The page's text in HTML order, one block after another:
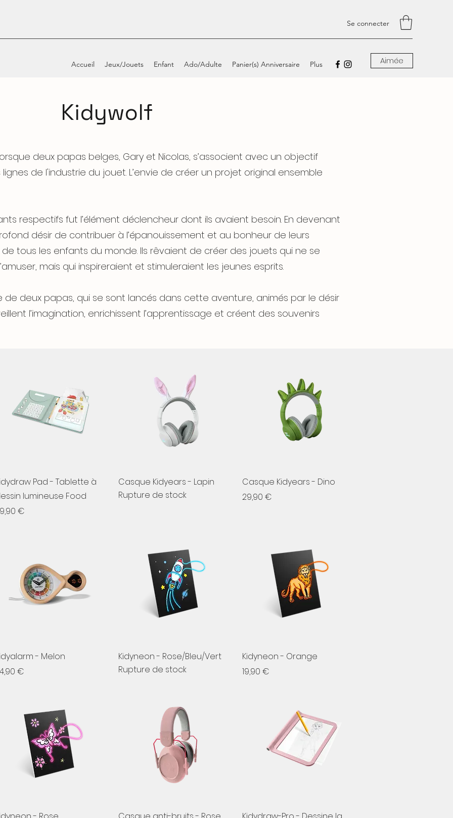
Se connecter
Accueil Jeux/Jouets Enfant Ado/Adulte Panier(s) Anniversaire Plus Aimée
Kidywolf
deux papas belges, Gary et Nicolas, s’associent avec un objectif
de l'industrie du jouet. L’envie de créer un projet original ensemble
respectifs fut l’élément déclencheur dont ils avaient besoin. En devenant
désir de contribuer à l’épanouissement et au bonheur de leurs
tous les enfants du monde. Ils rêvaient de créer des jouets qui ne se
mais qui inspireraient et stimuleraient les jeunes esprits.
de deux papas, qui se sont lancés dans cette aventure, animés par le désir
l’imagination, enrichissent l’apprentissage et créent des souvenirs
Aperçu rapide
Pad - Tablette à
lumineuse Food
€
Aperçu rapide
Casque Kidyears - Lapin
Rupture de stock
Aperçu rapide
Casque Kidyears - Dino
Prix
29,90 €
Aperçu rapide
- Melon
€
Aperçu rapide
Kidyneon - Rose/Bleu/Vert
Rupture de stock
Aperçu rapide
Kidyneon - Orange
Prix
19,90 €
Aperçu rapide Aperçu rapide Aperçu rapide